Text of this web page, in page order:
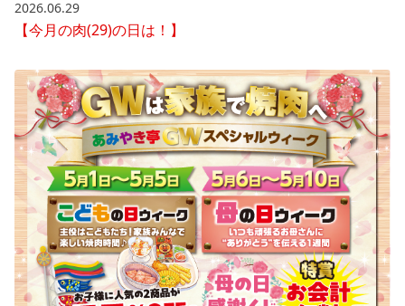
2026.06.29
【今月の肉(29)の日は！】